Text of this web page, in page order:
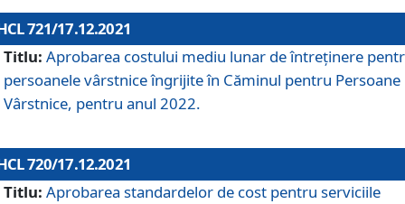
721/17.12.2021
Titlu: Aprobarea costului mediu lunar de întreţinere
persoanele vârstnice îngrijite în Căminul pentru Persoane
Vârstnice, pentru anul 2022.
720/17.12.2021
Titlu: Aprobarea standardelor de cost pentru serviciile